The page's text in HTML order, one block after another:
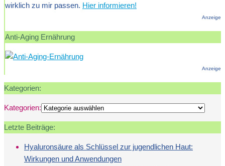
wirklich zu mir passen. Hier informieren!
Anzeige
Anti-Aging Ernährung
Anzeige
Kategorien:
Kategorien:
Letzte Beiträge:
Hyaluronsäure als Schlüssel zur jugendlichen Haut:
Wirkungen und Anwendungen